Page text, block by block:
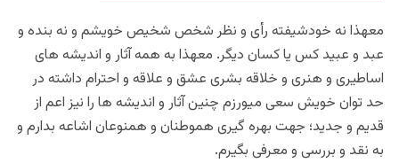
معهذا نه خودشیفته رأی و نظر شخص شخیص خویشم و نه بنده و
عبد و عبید کس یا کسان دیگر. معهذا به همه آثار و اندیشه های
اساطیری و هنری و خلاقه بشری عشق و علاقه و احترام داشته در
حد توان خویش سعی میورزم چنین آثار و اندیشه ها را نیز اعم از
قدیم و جدید؛ جهت بهره گیری هموطنان و همنوعان اشاعه بدارم و
به نقد و بررسی و معرفی بگیرم.